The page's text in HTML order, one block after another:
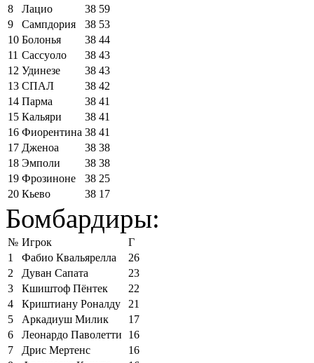
8
Лацио 38 59
9
Сампдория 38 53
10 Болонья 38 44
11 Сассуоло 38 43
12 Удинезе 38 43
13 СПАЛ 38 42
14 Парма 38 41
15 Кальяри 38 41
16 Фиорентина 38 41
17 Дженоа 38 38
18 Эмполи 38 38
19 Фрозиноне 38 25
20 Кьево 38 17
Бомбардиры:
№ Игрок
Г
1
Фабио Квальярелла
26
2
Дуван Сапата
23
3
Кшиштоф Пёнтек
22
4
Криштиану Роналду
21
5
Аркадиуш Милик
17
6
Леонардо Паволетти
16
7
Дрис Мертенс
16